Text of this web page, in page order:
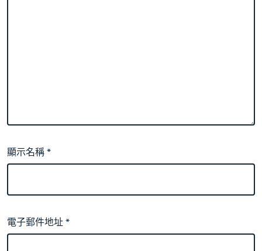
顯示名稱*
電子郵件地址*